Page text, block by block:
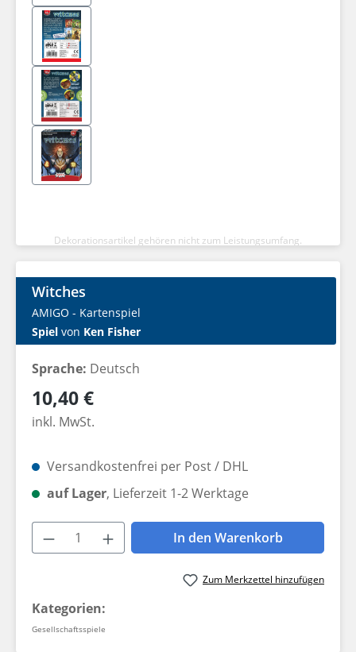
Dekorationsartikel gehören nicht zum Leistungsumfang.
Witches
AMIGO - Kartenspiel
Spiel von Ken Fisher
Sprache: Deutsch
Regulärer Preis:
10,40 €
inkl. MwSt.
Versandkostenfrei per Post / DHL
auf Lager, Lieferzeit 1-2 Werktage
Produkt Anzahl: Gib den
In den Warenkorb
Zum Merkzettel hinzufügen
Kategorien:
Gesellschaftsspiele